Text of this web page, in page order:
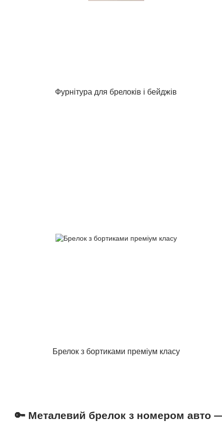
🔑 Металевий брелок з номером авто
Фурнітура для брелоків і бейджів
Брелок з бортиками преміум класу